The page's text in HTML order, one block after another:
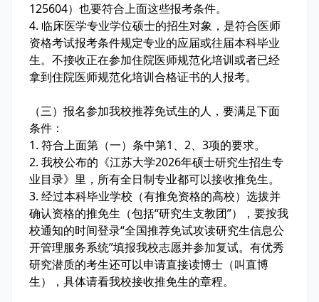
125604）也要符合上面这些报考条件。
4. 临床医学专业学位硕士的招生对象，是符合医师
资格考试报考条件规定专业的应届或往届本科毕业
生。不接收正在参加住院医师规范化培训或者已经
拿到住院医师规范化培训合格证书的人报考。
（三）报名参加我校推荐免试生的人，要满足下面
条件：
1. 符合上面第（一）条中第1、2、3项的要求。
2. 我校公布的《江苏大学2026年硕士研究生招生专
业目录》里，所有全日制专业都可以接收推免生。
3. 经过本科毕业学校（有推免资格的高校）选拔并
确认资格的推免生（包括“研究生支教团”），要按我
校通知的时间登录“全国推荐免试攻读研究生信息公
开管理服务系统”填报我校志愿并参加复试。有优秀
研究潜质的考生还可以申请直接读博士（叫直博
生），具体请看我校接收推免生的章程。